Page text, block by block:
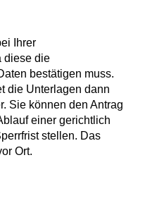
Ihrer
diese die
bestätigen muss.
die Unterlagen dann
Sie können den Antrag
einer gerichtlich
stellen. Das
Ort.